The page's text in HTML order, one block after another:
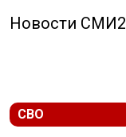
Новости СМИ2
СВО